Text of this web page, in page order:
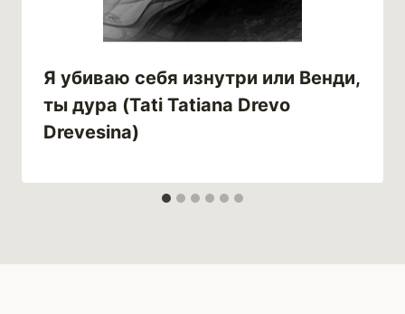
Я убиваю себя изнутри или Венди,
ты дура (Tati Tatiana Drevo
Drevesina)